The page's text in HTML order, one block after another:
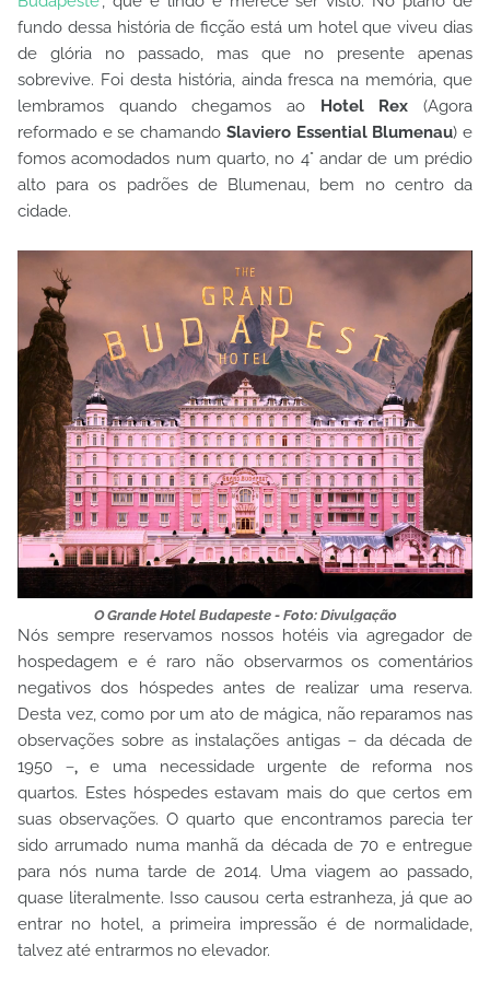
fundo dessa história de ficção está um hotel que viveu dias
de glória no passado, mas que no presente apenas
sobrevive. Foi desta história, ainda fresca na memória, que
lembramos quando chegamos ao Hotel Rex(Agora
reformado e se chamando Slaviero Essential Blumenau) e
fomos acomodados num quarto, no 4° andar de um prédio
alto para os padrões de Blumenau, bem no centro da
cidade.
O Grande Hotel Budapeste - Foto: Divulgação
Nós sempre reservamos nossos hotéis via agregador de
hospedagem e é raro não observarmos os comentários
negativos dos hóspedes antes de realizar uma reserva.
Desta vez, como por um ato de mágica, não reparamos nas
observações sobre as instalações antigas – da década de
1950 –,e uma necessidade urgente de reforma nos
quartos. Estes hóspedes estavam mais do que certos em
suas observações. O quarto que encontramos parecia ter
sido arrumado numa manhã da década de 70 e entregue
para nós numa tarde de 2014. Uma viagem ao passado,
quase literalmente. Isso causou certa estranheza, já que ao
entrar no hotel, a primeira impressão é de normalidade,
talvez até entrarmos no elevador.